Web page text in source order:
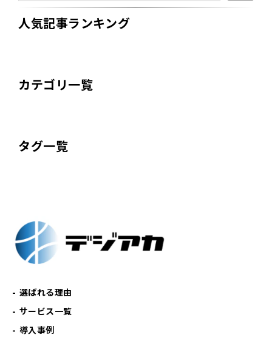
人気記事ランキング
カテゴリ一覧
タグ一覧
選ばれる理由
サービス一覧
導入事例